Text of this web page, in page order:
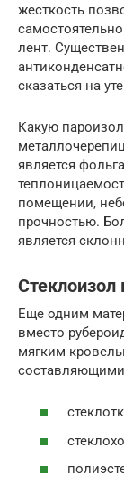
жесткость
лент.
сказаться на
Какую
является
помещении,
прочностью.
является
Стеклоизол
Еще одним
вместо
мягким
составляющими